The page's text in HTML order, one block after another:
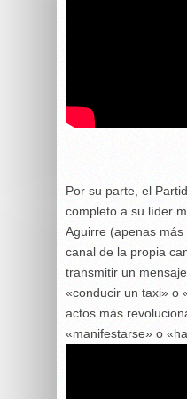
Por su parte, el
completo a su líder
Aguirre (apenas
canal de la propia
transmitir un
«conducir un taxi» o
actos más
«manifestarse» o